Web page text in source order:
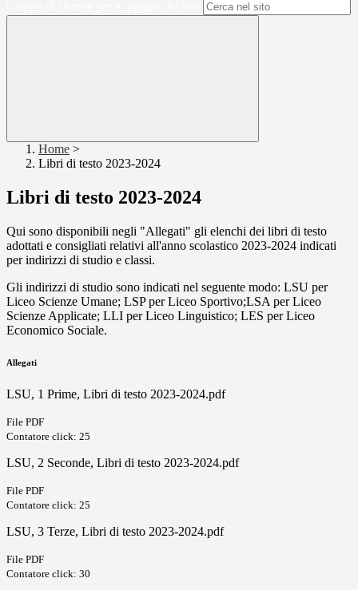
Home >
Libri di testo 2023-2024
Libri di testo 2023-2024
Qui sono disponibili negli "Allegati" gli elenchi dei libri di testo
adottati e consigliati relativi all'anno scolastico 2023-2024 indicati
per indirizzi di studio e classi.
Gli indirizzi di studio sono indicati nel seguente modo: LSU per
Liceo Scienze Umane; LSP per Liceo Sportivo;LSA per Liceo
Scienze Applicate; LLI per Liceo Linguistico; LES per Liceo
Economico Sociale.
Allegati
LSU, 1 Prime, Libri di testo 2023-2024.pdf
File PDF
Contatore click: 25
LSU, 2 Seconde, Libri di testo 2023-2024.pdf
File PDF
Contatore click: 25
LSU, 3 Terze, Libri di testo 2023-2024.pdf
File PDF
Contatore click: 30